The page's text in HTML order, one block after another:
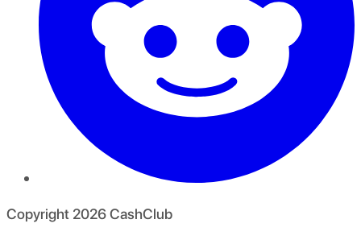
Copyright 2026CashClub